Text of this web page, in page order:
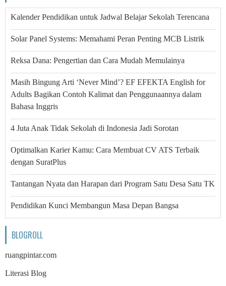
Kalender Pendidikan untuk Jadwal Belajar Sekolah Terencana
Solar Panel Systems: Memahami Peran Penting MCB Listrik
Reksa Dana: Pengertian dan Cara Mudah Memulainya
Masih Bingung Arti ‘Never Mind’? EF EFEKTA English for
Adults Bagikan Contoh Kalimat dan Penggunaannya dalam
Bahasa Inggris
4 Juta Anak Tidak Sekolah di Indonesia Jadi Sorotan
Optimalkan Karier Kamu: Cara Membuat CV ATS Terbaik
dengan SuratPlus
Tantangan Nyata dan Harapan dari Program Satu Desa Satu TK
Pendidikan Kunci Membangun Masa Depan Bangsa
BLOGROLL
ruangpintar.com
Literasi Blog